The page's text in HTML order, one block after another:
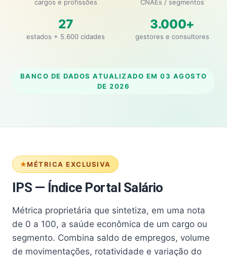
cargos e profissões CNAEs / segmentos
27
estados + 5.600 cidades
3.000+
gestores e consultores
BANCO DE DADOS ATUALIZADO EM 03 AGOSTO
DE 2026
MÉTRICA EXCLUSIVA
IPS — Índice Portal Salário
Métrica proprietária que sintetiza, em uma nota
de 0 a 100, a saúde econômica de um cargo ou
segmento. Combina saldo de empregos, volume
de movimentações, rotatividade e variação do